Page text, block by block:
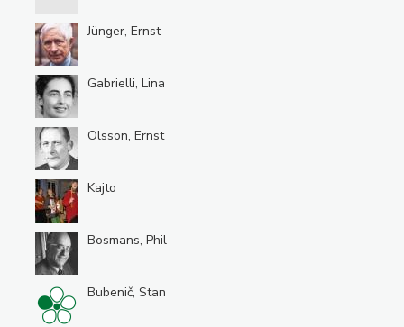
Jünger, Ernst
Gabrielli, Lina
Olsson, Ernst
Kajto
Bosmans, Phil
Bubenič, Stan